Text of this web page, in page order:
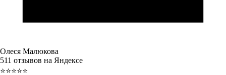
Олеся Малюкова
511 отзывов на Яндексе
⭐⭐⭐⭐⭐